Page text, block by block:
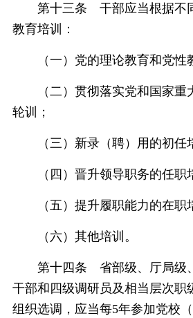
第十三条 干部应当根据不
教育培训：
（一）党的理论教育和党性
（二）贯彻落实党和国家重
轮训；
（三）新录（聘）用的初任
（四）晋升领导职务的任职
（五）提升履职能力的在职
（六）其他培训。
第十四条 省部级、厅局级
干部和四级调研员及相当层次职
组织选调，应当每5年参加党校